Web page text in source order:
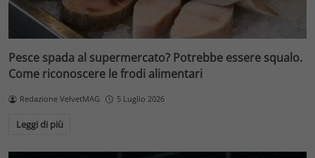
Pesce spada al supermercato? Potrebbe essere squalo.
Come riconoscere le frodi alimentari
Redazione VelvetMAG 5 Luglio 2026
Leggi di più